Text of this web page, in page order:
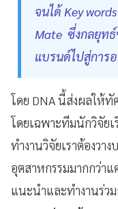
จนได้ Key
Mate ซึ่งกลยุท
แบรนด์ไปสู่การ
โดย DNA นี้ส่งผลให้
โดยเฉพาะทีมนักวิจัย
ทำงานวิจัยเราต้องวา
อุตสาหกรรมมากกว่า
แนะนำและทำงานร่ว